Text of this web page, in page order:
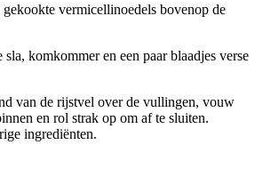
vermicellinoedels bovenop de
komkommer en een paar blaadjes verse
van de rijstvel over de vullingen, vouw
en rol strak op om af te sluiten.
ingrediënten.